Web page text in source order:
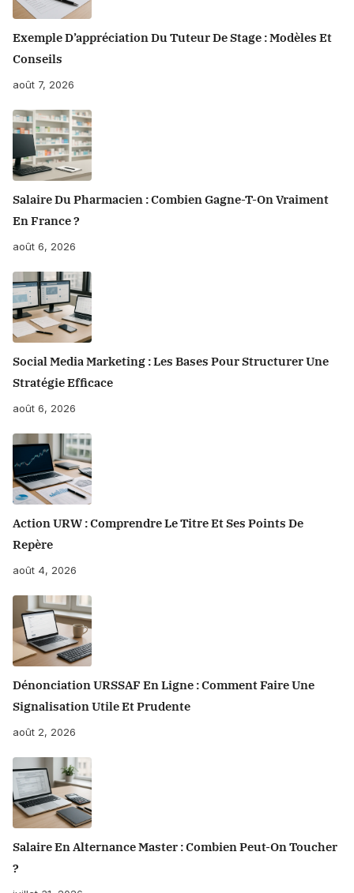
Exemple D’appréciation Du Tuteur De Stage : Modèles Et
Conseils
août 7, 2026
Salaire Du Pharmacien : Combien Gagne-T-On Vraiment
En France ?
août 6, 2026
Social Media Marketing : Les Bases Pour Structurer Une
Stratégie Efficace
août 6, 2026
Action URW : Comprendre Le Titre Et Ses Points De
Repère
août 4, 2026
Dénonciation URSSAF En Ligne : Comment Faire Une
Signalisation Utile Et Prudente
août 2, 2026
Salaire En Alternance Master : Combien Peut-On Toucher
?